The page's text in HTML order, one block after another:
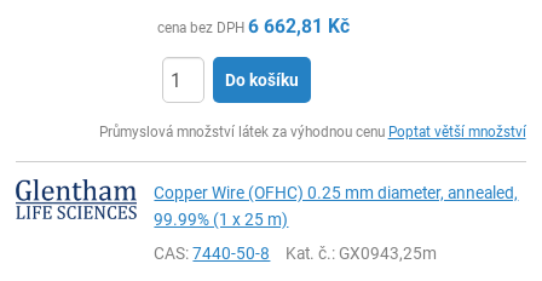
cena bez DPH 6 662,81 Kč
Do košíku
Průmyslová množství látek za výhodnou cenu Poptat větší množství
Copper Wire (OFHC) 0.25 mm diameter, annealed,
99.99% (1 x 25 m)
CAS:7440-50-8 Kat. č.: GX0943,25m